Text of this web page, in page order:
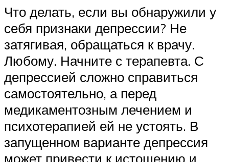
Что делать, если вы обнаружили у
себя признаки депрессии? Не
затягивая, обращаться к врачу.
Любому. Начните с терапевта. С
депрессией сложно справиться
самостоятельно, а перед
медикаментозным лечением и
психотерапией ей не устоять. В
запущенном варианте депрессия
может привести к истощению и